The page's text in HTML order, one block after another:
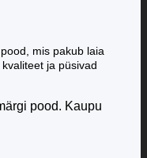
mis pakub laia
ja püsivad
pood. Kaupu